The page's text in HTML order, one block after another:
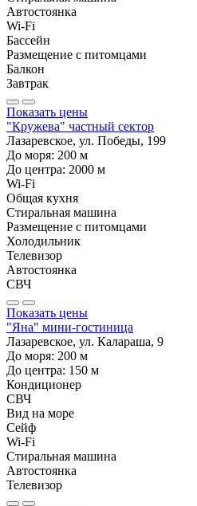
Автостоянка
Wi-Fi
Бассейн
Размещение с питомцами
Балкон
Завтрак
Показать цены
"Кружева" частный сектор
Лазаревское, ул. Победы, 199
До моря: 200 м
До центра: 2000 м
Wi-Fi
Общая кухня
Стиральная машина
Размещение с питомцами
Холодильник
Телевизор
Автостоянка
СВЧ
Показать цены
"Яна" мини-гостиница
Лазаревское, ул. Калараша, 9
До моря: 200 м
До центра: 150 м
Кондиционер
СВЧ
Вид на море
Сейф
Wi-Fi
Стиральная машина
Автостоянка
Телевизор